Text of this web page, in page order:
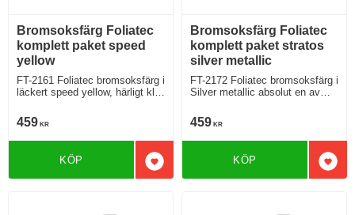
Bromsoksfärg Foliatec
komplett paket speed
yellow
FT-2161 Foliatec bromsoksfärg i
läckert speed yellow, härligt klar
459 KR
Lägg till i favoriter
KÖP
Bromsoksfärg Foliatec
komplett paket stratos
silver metallic
FT-2172 Foliatec bromsoksfärg i
Silver metallic absolut en av
459 KR
KÖP